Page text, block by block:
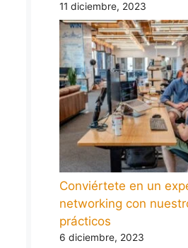
11 diciembre, 2023
Conviértete en un
networking con
prácticos
6 diciembre, 2023